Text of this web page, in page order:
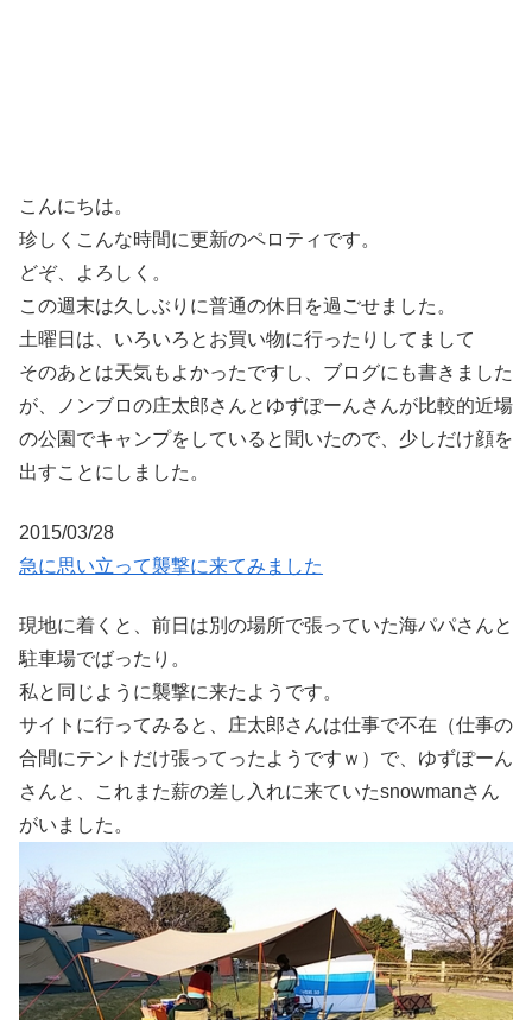
こんにちは。
珍しくこんな時間に更新のペロティです。
どぞ、よろしく。
この週末は久しぶりに普通の休日を過ごせました。
土曜日は、いろいろとお買い物に行ったりしてまして
そのあとは天気もよかったですし、ブログにも書きました
が、ノンブロの庄太郎さんとゆずぽーんさんが比較的近場
の公園でキャンプをしていると聞いたので、少しだけ顔を
出すことにしました。
2015/03/28
急に思い立って襲撃に来てみました
現地に着くと、前日は別の場所で張っていた海パパさんと
駐車場でばったり。
私と同じように襲撃に来たようです。
サイトに行ってみると、庄太郎さんは仕事で不在（仕事の
合間にテントだけ張ってったようですｗ）で、ゆずぽーん
さんと、これまた薪の差し入れに来ていたsnowmanさん
がいました。